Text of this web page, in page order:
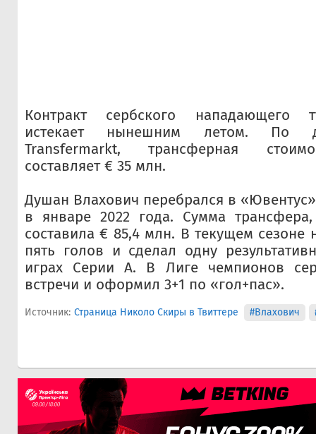
Контракт сербского нападающего
истекает нынешним летом. По
Transfermarkt, трансферная
составляет € 35 млн.
Душан Влахович перебрался в
в январе 2022 года. Сумма
составила € 85,4 млн. В текущем
пять голов и сделал одну
играх Серии А. В Лиге чемпионов
встречи и оформил 3+1 по «гол+пас».
Источник: Страница Николо Скиры в Твиттере #Влахович